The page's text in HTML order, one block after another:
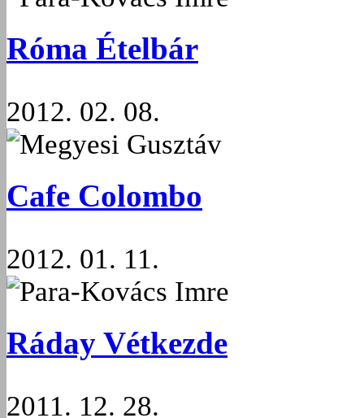
Róma Ételbár
2012. 02. 08.
Megyesi Gusztáv
Cafe Colombo
2012. 01. 11.
Para-Kovács Imre
Ráday Vétkezde
2011. 12. 28.